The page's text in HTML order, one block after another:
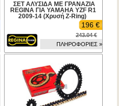
ΣΕΤ ΑΛΥΣΙΔΑ ΜΕ ΓΡΑΝΑΖΙΑ
REGINA ΓΙΑ YAMAHA YZF R1
2009-14 (Χρυσή Z-Ring)
196 €
243.04 €
ΠΛΗΡΟΦΟΡΙΕΣ »